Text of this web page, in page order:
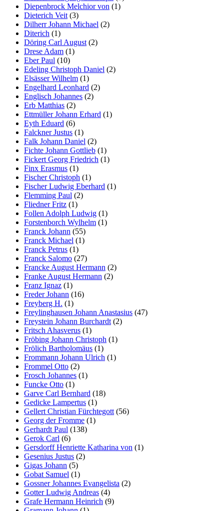
Diepenbrock Melchior von (1)
Dieterich Veit(3)
Dilherr Johann Michael (2)
Diterich (1)
Döring Carl August(2)
Drese Adam (1)
Eber Paul (10)
Edeling Christoph Daniel (2)
Elsässer Wilhelm (1)
Engelhard Leonhard (2)
Englisch Johannes (2)
Erb Matthias (2)
Ettmüller Johann Erhard (1)
Eyth Eduard (6)
Falckner Justus (1)
Falk Johann Daniel (2)
Fichte Johann Gottlieb (1)
Fickert Georg Friedrich (1)
Finx Erasmus (1)
Fischer Christoph (1)
Fischer Ludwig Eberhard (1)
Flemming Paul (2)
Fliedner Fritz (1)
Follen Adolph Ludwig (1)
Forstenborch Wylhelm (1)
Franck Johann (55)
Franck Michael (1)
Franck Petrus (1)
Franck Salomo (27)
Francke August Hermann (2)
Franke August Hermann (2)
Franz Ignaz (1)
Freder Johann (16)
Freyberg H. (1)
Freylinghausen Johann Anastasius (47)
Freystein Johann Burchardt(2)
Fritsch Ahasverus (1)
Fröbing Johann Christoph (1)
Frölich Bartholomäus (1)
Frommann Johann Ulrich (1)
Frommel Otto (2)
Frosch Johannes (1)
Funcke Otto (1)
Garve Carl Bernhard (18)
Gedicke Lampertus (1)
Gellert Christian Fürchtegott(56)
Georg der Fromme (1)
Gerhardt Paul (138)
Gerok Carl (6)
Gersdorff Henriette Katharina von (1)
Gesenius Justus (2)
Gigas Johann (5)
Gobat Samuel (1)
Gossner Johannes Evangelista (2)
Gotter Ludwig Andreas (4)
Grafe Hermann Heinrich (9)